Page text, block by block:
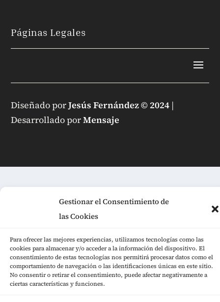
Gestionar el Consentimiento de
las Cookies
Para ofrecer las mejores experiencias, utilizamos tecnologías como las
cookies para almacenar y/o acceder a la información del dispositivo. El
consentimiento de estas tecnologías nos permitirá procesar datos como el
comportamiento de navegación o las identificaciones únicas en este sitio.
No consentir o retirar el consentimiento, puede afectar negativamente a
ciertas características y funciones.
Páginas Legales
Diseñado porJesús Fernández © 2024 |
Desarrollado porMensaje